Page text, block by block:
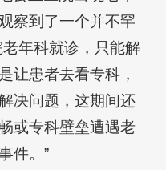
察到了一个并不罕
老年科就诊，只能解
让患者去看专科，
决问题，这期间还
或专科壁垒遭遇老
件。”